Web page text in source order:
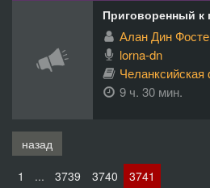
Приговоренный к
Алан Дин
lorna-dn
9 ч. 30 мин.
назад
1
... 3739 3740 3741